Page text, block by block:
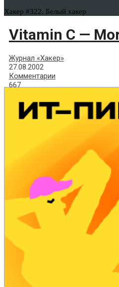
Хакер #322. Белый хакер
Vitamin С —
Журнал «Хакер»
27.08.2002
Комментарии
667